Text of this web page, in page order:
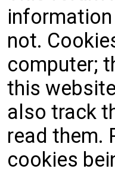
not.
computer;
this
also track
read them.
cookies